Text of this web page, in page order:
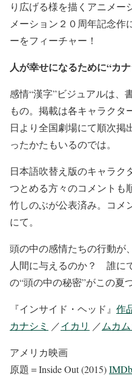
り広げる様を描くアニメー
メーション２０周年記念作
ーをフィーチャー！
人が幸せになるために“カ
感情“漢字”ビジュアルは、
もの。掲載は各キャラクタ
日より全国劇場にて順次掲
ったかたもいるのでは。
日本語吹替え版のキャラク
つとめる方々のコメントも
竹しのぶが公表済み。コメ
にて。
頭の中の感情たちの行動が
人間に与えるのか？ 誰に
の“頭の中の秘密”がこの夏
『インサイド・ヘッド』 作
カナシミ
／イカリ ／ ムカ
アメリカ映画
原題＝Inside Out (2015)IMDb